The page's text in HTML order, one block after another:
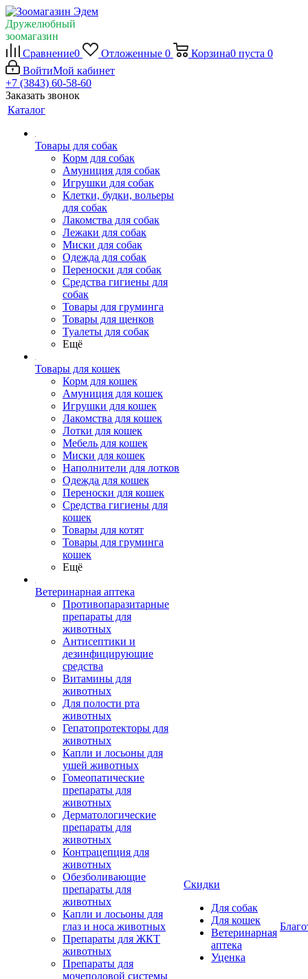
Дружелюбный
зоомагазин
Сравнение0 Отложенные 0 Корзина0 пуста 0
ВойтиМой кабинет
+7 (3843) 60-58-60
Заказать звонок
Каталог
Товары для собак
Корм для собак
Амуниция для собак
Игрушки для собак
Клетки, будки, вольеры
для собак
Лакомства для собак
Лежаки для собак
Миски для собак
Одежда для собак
Переноски для собак
Средства гигиены для
собак
Товары для груминга
Товары для щенков
Туалеты для собак
Ещё
Товары для кошек
Корм для кошек
Амуниция для кошек
Игрушки для кошек
Лакомства для кошек
Лотки для кошек
Мебель для кошек
Миски для кошек
Наполнители для лотков
Одежда для кошек
Переноски для кошек
Средства гигиены для
кошек
Товары для котят
Товары для груминга
кошек
Ещё
Ветеринарная аптека
Противопаразитарные
препараты для
животных
Антисептики и
дезинфицирующие
средства
Витамины для
животных
Для полости рта
животных
Гепатопротекторы для
животных
Капли и лосьоны для
ушей животных
Гомеопатические
препараты для
животных
Дерматологические
препараты для
животных
Контрацепция для
животных
Обезболивающие
препараты для
животных
Капли и лосьоны для
глаз и носа животных
Препараты для ЖКТ
животных
Препараты для
мочеполовой системы
Скидки
Для собак
Для кошек
Ветеринарная
аптека
Уценка